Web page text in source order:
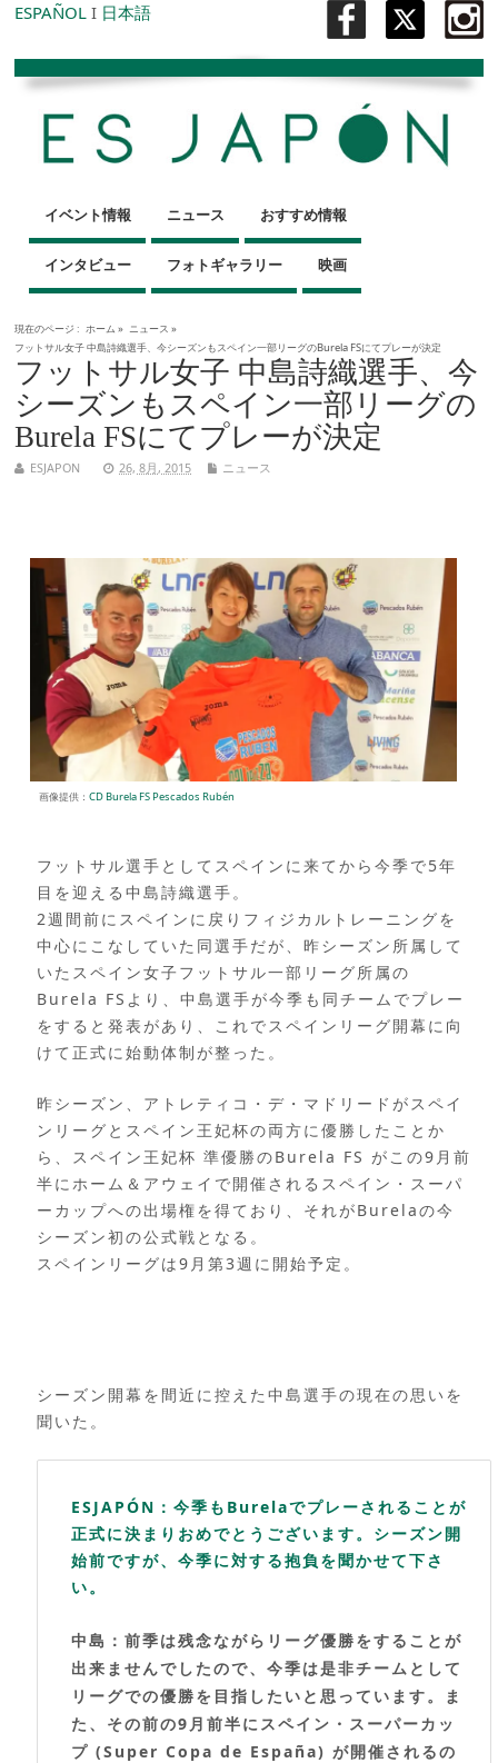
ESPAÑOL I 日本語
イベント情報 ニュース おすすめ情報
インタビュー フォトギャラリー 映画
現在のページ : ホーム » ニュース »
フットサル女子 中島詩織選手、今シーズンもスペイン一部リーグのBurela FSにてプレーが決定
フットサル女子 中島詩織選手、今
シーズンもスペイン一部リーグの
Burela FSにてプレーが決定
ESJAPON 26, 8月, 2015 ニュース
画像提供：CD Burela FS Pescados Rubén
フットサル選手としてスペインに来てから今季で5年
目を迎える中島詩織選手。
2週間前にスペインに戻りフィジカルトレーニングを
中心にこなしていた同選手だが、昨シーズン所属して
いたスペイン女子フットサル一部リーグ所属の
Burela FSより、中島選手が今季も同チームでプレー
をすると発表があり、これでスペインリーグ開幕に向
けて正式に始動体制が整った。
昨シーズン、アトレティコ・デ・マドリードがスペイ
ンリーグとスペイン王妃杯の両方に優勝したことか
ら、スペイン王妃杯 準優勝のBurela FS がこの9月前
半にホーム＆アウェイで開催されるスペイン・スーパ
ーカップへの出場権を得ており、それがBurelaの今
シーズン初の公式戦となる。
スペインリーグは9月第3週に開始予定。
シーズン開幕を間近に控えた中島選手の現在の思いを
聞いた。
ESJAPÓN：今季もBurelaでプレーされることが
正式に決まりおめでとうございます。シーズン開
始前ですが、今季に対する抱負を聞かせて下さ
い。
中島：前季は残念ながらリーグ優勝をすることが
出来ませんでしたので、今季は是非チームとして
リーグでの優勝を目指したいと思っています。ま
た、その前の9月前半にスペイン・スーパーカッ
プ (Super Copa de España) が開催されるの